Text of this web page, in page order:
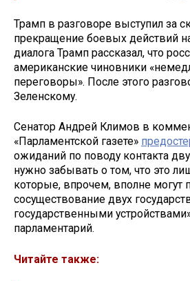
Трамп в разговоре выступил за
прекращение боевых действий
диалога Трамп рассказал, что
американские чиновники
переговоры». После этого
Зеленскому.
Сенатор Андрей Климов в
«Парламентской газете»
ожиданий по поводу контакта
нужно забывать о том, что это
которые, впрочем, вполне могут
сосуществование двух
государственными
парламентарий.
Читайте также: